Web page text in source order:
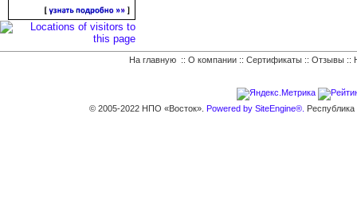
На главную :: О компании :: Сертификаты :: Отзывы ::
© 2005-2022 НПО «Восток». Powered by SiteEngine®.